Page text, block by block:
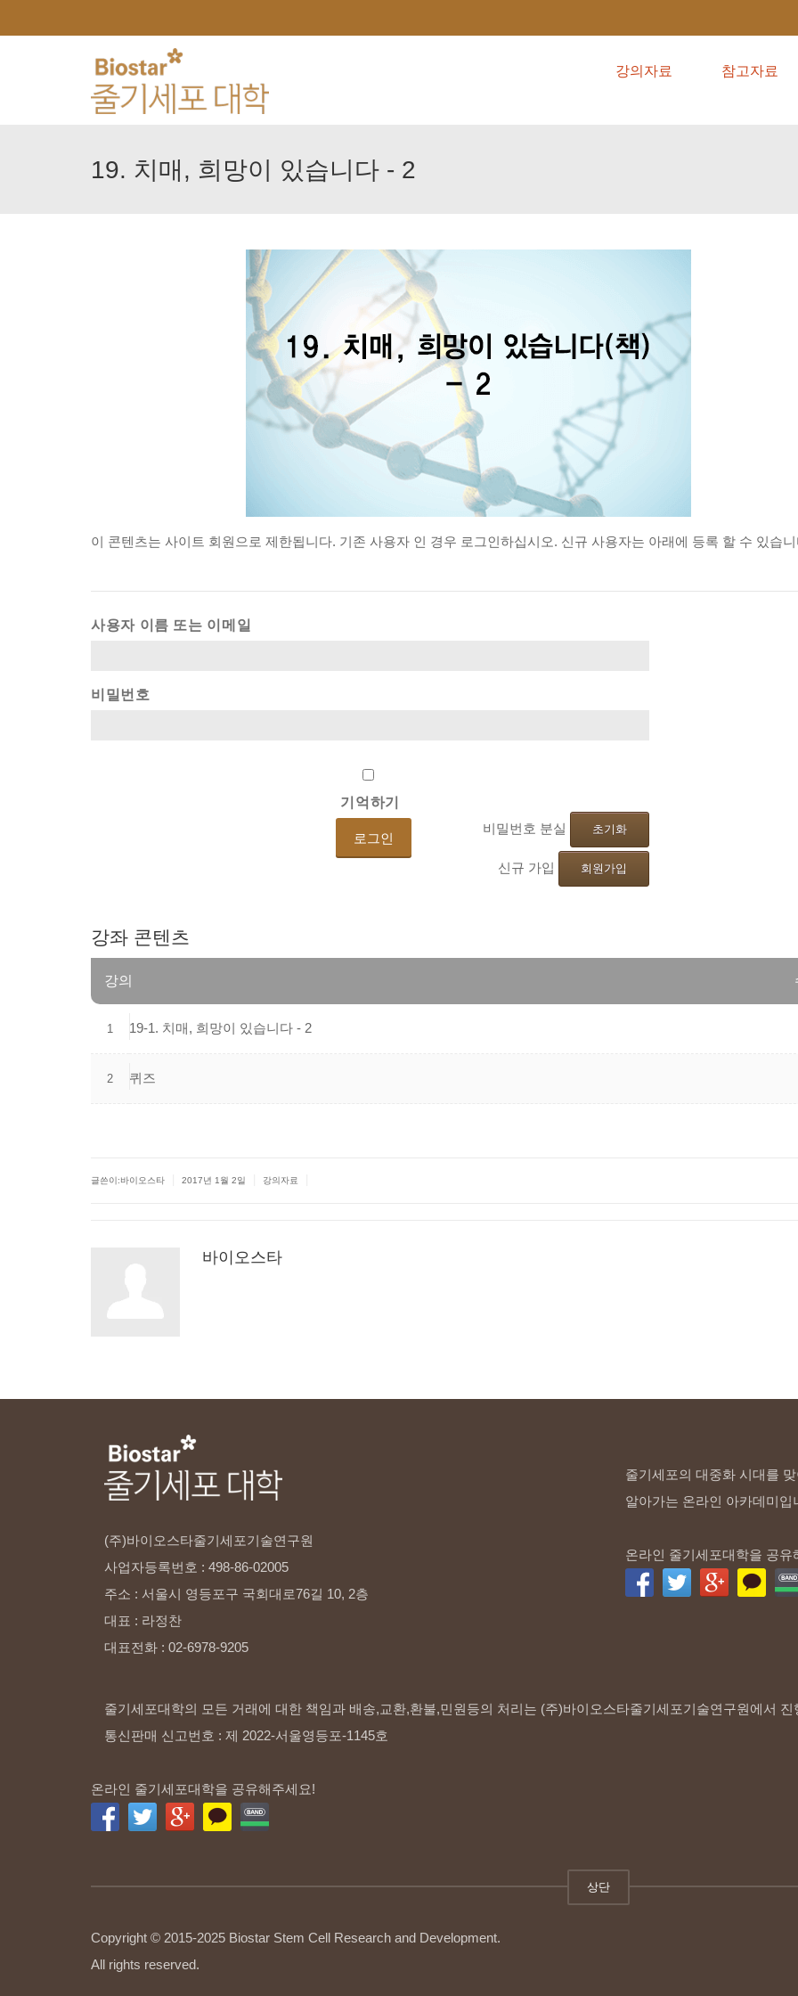
강의자료 참고자료
19. 치매, 희망이 있습니다 - 2
이 콘텐츠는 사이트 회원으로 제한됩니다. 기존 사용자 인 경우 로그인하십시오. 신규 사용자는 아래에 등록 할 수 있습
사용자 이름 또는 이메일
비밀번호
기억하기
비밀번호 분실 초기화
신규 가입 회원가입
강좌 콘텐츠
강의
1 19-1. 치매, 희망이 있습니다 - 2
2 퀴즈
글쓴이:바이오스타 2017년 1월 2일 강의자료
바이오스타
(주)바이오스타줄기세포기술연구원
사업자등록번호 : 498-86-02005
주소 : 서울시 영등포구 국회대로76길 10, 2층
대표 : 라정찬
대표전화 : 02-6978-9205
줄기세포의 대중화 시대를
알아가는 온라인 아카데미입
온라인 줄기세포대학을 공유
줄기세포대학의 모든 거래에 대한 책임과 배송,교환,환불,민원등의 처리는 (주)바이오스타줄기세포기술연구원에서 진
통신판매 신고번호 : 제 2022-서울영등포-1145호
온라인 줄기세포대학을 공유해주세요!
상단
Copyright © 2015-2025 Biostar Stem Cell Research and Development.
All rights reserved.